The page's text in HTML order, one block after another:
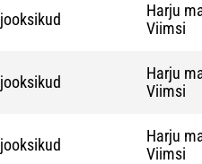
Harju
Viimsi
Harju
Viimsi
Harju
Viimsi